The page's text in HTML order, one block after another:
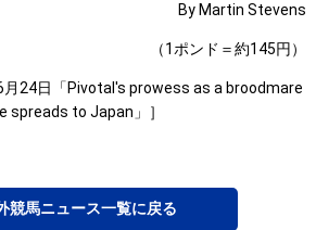
By Martin Stevens
（1ポンド＝約145円）
月24日「Pivotal's prowess as a broodmare
spreads to Japan」］
競馬ニュース一覧に戻る